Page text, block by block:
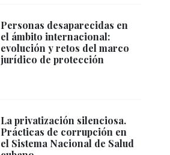
Personas desaparecidas en
el ámbito internacional:
evolución y retos del marco
jurídico de protección
La privatización silenciosa.
Prácticas de corrupción en
el Sistema Nacional de Salud